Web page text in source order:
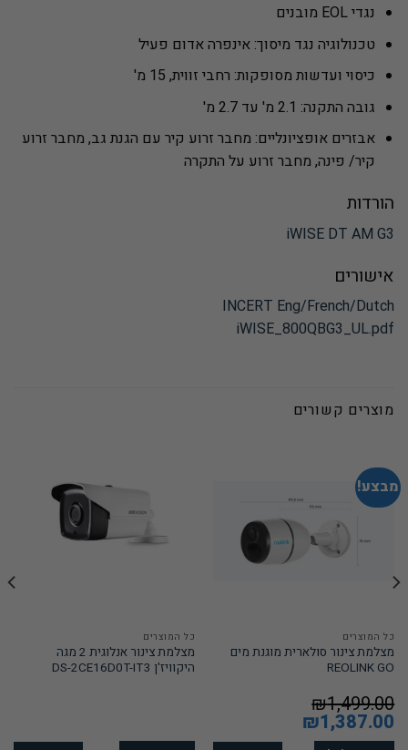
נגדי EOL מובנים
טכנולוגיה נגד מיסוך: אינפרה אדום פעיל
כיסוי ועדשות מסופקות: רחבי זווית, 15 מ'
גובה התקנה: 2.1 מ' עד 2.7 מ'
אבזרים אופציונליים: מחבר זרוע קיר עם הגנת גב, מחבר זרוע
קיר/ פינה, מחבר זרוע על התקרה
הורדות
iWISE DT AM G3
אישורים
INCERT Eng/French/Dutch
iWISE_800QBG3_UL.pdf
מוצרים קשורים
מבצע!
כל המוצרים
מצלמת צינור סולארית מוגנת מים
REOLINK GO
₪1,499.00
המחיר
המקורי
היה:
₪1,387.00 המחיר
הנוכחי
כל המוצרים
מצלמת צינור אנלוגית 2 מגה
היקוויז'ן DS-2CE16D0T-IT3